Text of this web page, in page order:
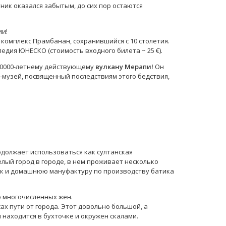
оказался забытым, до сих пор остаются
Прамбанан, сохранившийся с 10 столетия.
ЮНЕСКО (стоимость входного билета ~ 25 €).
летнему действующему вулкану Мерапи! Он
посвященный последствиям этого бедствия,
использоваться как султанская
город в городе, в нем проживает несколько
и домашнюю мануфактуру по производству батика
многочисленных жен.
пути от города. Этот довольно большой, а
в бухточке и окружен скалами.